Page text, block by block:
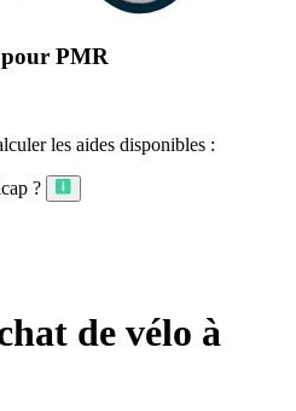
PMR
les aides disponibles :
?
de vélo à